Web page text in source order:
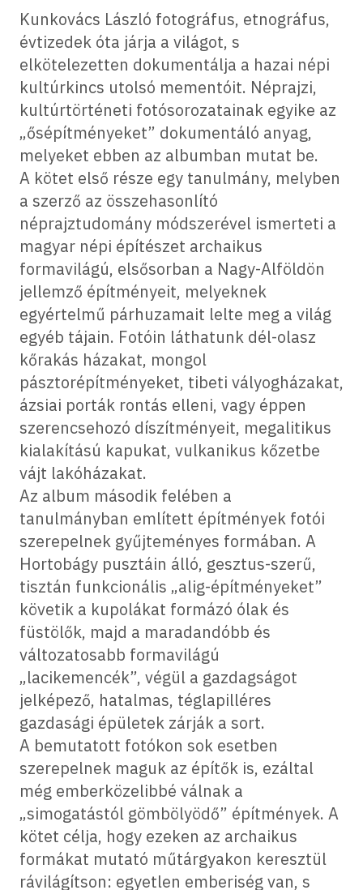
Kunkovács László fotográfus, etnográfus,
évtizedek óta járja a világot, s
elkötelezetten dokumentálja a hazai népi
kultúrkincs utolsó mementóit. Néprajzi,
kultúrtörténeti fotósorozatainak egyike az
„ősépítményeket” dokumentáló anyag,
melyeket ebben az albumban mutat be.
A kötet első része egy tanulmány, melyben
a szerző az összehasonlító
néprajztudomány módszerével ismerteti a
magyar népi építészet archaikus
formavilágú, elsősorban a Nagy-Alföldön
jellemző építményeit, melyeknek
egyértelmű párhuzamait lelte meg a világ
egyéb tájain. Fotóin láthatunk dél-olasz
kőrakás házakat, mongol
pásztorépítményeket, tibeti vályogházakat,
ázsiai porták rontás elleni, vagy éppen
szerencsehozó díszítményeit, megalitikus
kialakítású kapukat, vulkanikus kőzetbe
vájt lakóházakat.
Az album második felében a
tanulmányban említett építmények fotói
szerepelnek gyűjteményes formában. A
Hortobágy pusztáin álló, gesztus-szerű,
tisztán funkcionális „alig-építményeket”
követik a kupolákat formázó ólak és
füstölők, majd a maradandóbb és
változatosabb formavilágú
„lacikemencék”, végül a gazdagságot
jelképező, hatalmas, téglapilléres
gazdasági épületek zárják a sort.
A bemutatott fotókon sok esetben
szerepelnek maguk az építők is, ezáltal
még emberközelibbé válnak a
„simogatástól gömbölyödő” építmények. A
kötet célja, hogy ezeken az archaikus
formákat mutató műtárgyakon keresztül
rávilágítson: egyetlen emberiség van, s